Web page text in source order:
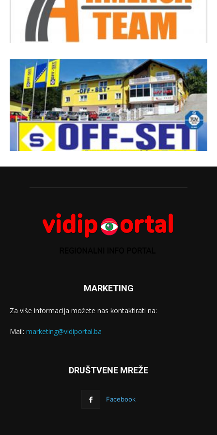
MARKETING
Za više informacija možete nas kontaktirati na:
Mail: marketing@vidiportal.ba
DRUŠTVENE MREŽE
Facebook